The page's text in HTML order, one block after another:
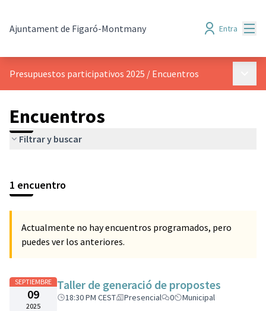
Ajuntament de Figaró-Montmany Entra
Presupuestos participativos 2025 / Encuentros
Encuentros
Filtrar y buscar
1 encuentro
Actualmente no hay encuentros programados, pero
puedes ver los anteriores.
SEPTIEMBRE
09
2025
Taller de generació de propostes
18:30 PM CEST Presencial 0 Municipal